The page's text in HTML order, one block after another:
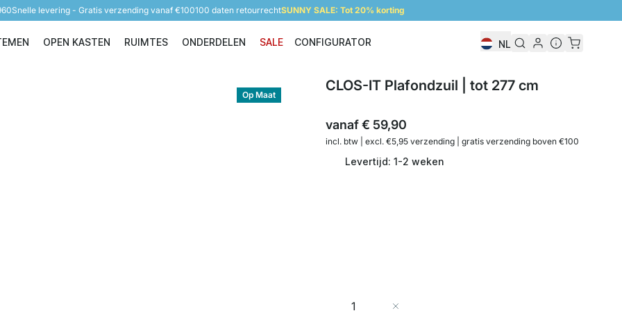
Snelle levering - Gratis verzending vanaf €100100 daten retourrechtSUNNY SALE: Tot 20% korting
Opbergsystemen
OPEN KASTEN
Open Kasten
RUIMTES
Ruimtes
ONDERDELEN
Onderdelen
SALE CONFIGURATOR NL
Op Maat
CLOS-IT Plafondzuil | tot 277 cm
vanaf€ 59,90
incl. btw | excl. €5,95 verzending | gratis verzending boven €100
Levertijd: 1-2 weken
Aantal